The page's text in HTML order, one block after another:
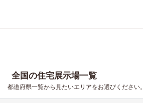
全国の住宅展示場一覧
都道府県一覧から見たいエリアをお選びください。